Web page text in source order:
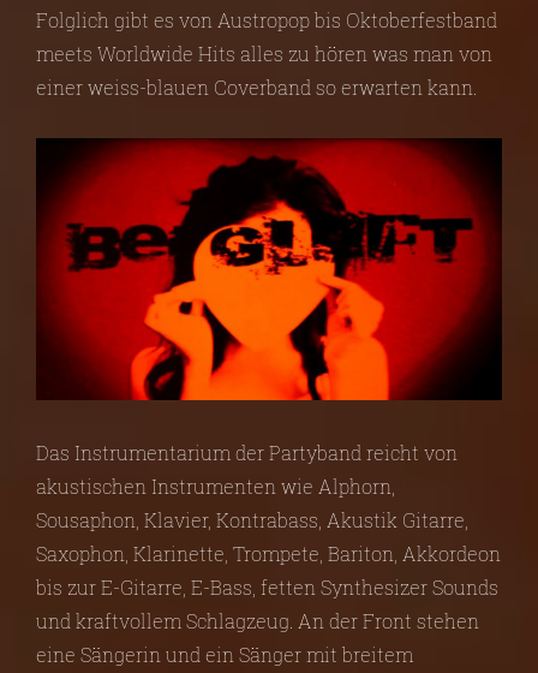
Folglich gibt es von Austropop bis Oktoberfestband
meets Worldwide Hits alles zu hören was man von
einer weiss-blauen Coverband so erwarten kann.
Das Instrumentarium der Partyband reicht von
akustischen Instrumenten wie Alphorn,
Sousaphon, Klavier, Kontrabass, Akustik Gitarre,
Saxophon, Klarinette, Trompete, Bariton, Akkordeon
bis zur E-Gitarre, E-Bass, fetten Synthesizer Sounds
und kraftvollem Schlagzeug. An der Front stehen
eine Sängerin und ein Sänger mit breitem